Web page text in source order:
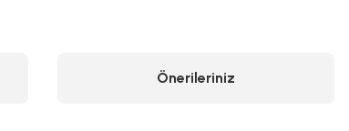
Önerileriniz